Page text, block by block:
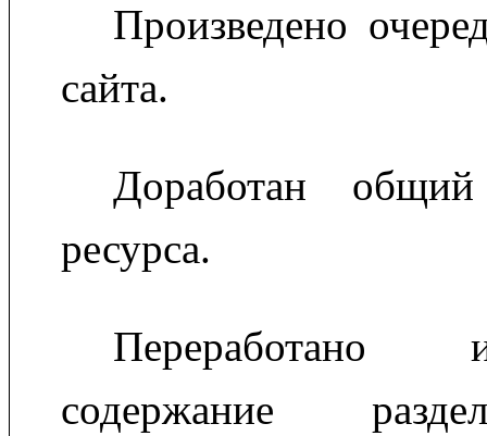
Произведено
сайта.
Доработан
ресурса.
Переработано
содержание